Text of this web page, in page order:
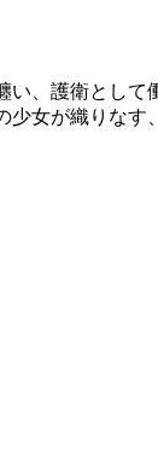
、護衛として
女が織りなす